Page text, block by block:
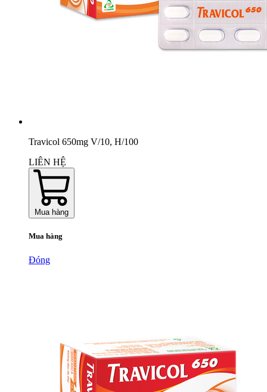
Travicol 650mg V/10, H/100
LIÊN HỆ
Mua hàng
Mua hàng
Đóng